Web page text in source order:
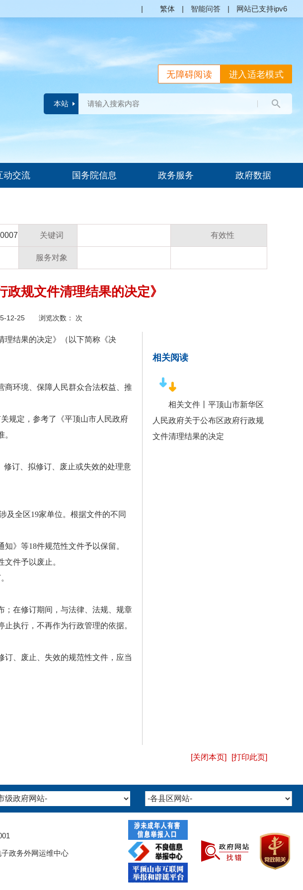
| 繁体 | 智能问答 | 网站已支持ipv6
进入适老模式
无障碍阅读
本站
动交流 国务院信息 政务服务 政府数据
关键词 有效性
服务对象
规文件清理结果的决定》
12-25 浏览次数： 次
理结果的决定》（以下简称《决
商环境、保障人民群众合法权益、推
规定，参考了《平顶山市人民政府
修订、拟修订、废止或失效的处理意
及全区19家单位。根据文件的不同
知》等18件规范性文件予以保留。
文件予以废止。
；在修订期间，与法律、法规、规章
执行，不再作为行政管理的依据。
订、废止、失效的规范性文件，应当
相关阅读
相关文件 丨平顶山市新华区
人民政府关于公布区政府行政规
文件清理结果的决定
[打印此页]
[关闭本页]
政务外网运维中心